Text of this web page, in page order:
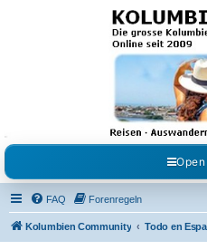
Kolumbienforum - Das
grosse Forum der
Freunde Kolumbiens
Reisen, Auswandern, Kultur, Politik,
Austausch, Erfahrungen und Gemeinschaft
FAQ Forenregeln
Kolumbien Community Todo en